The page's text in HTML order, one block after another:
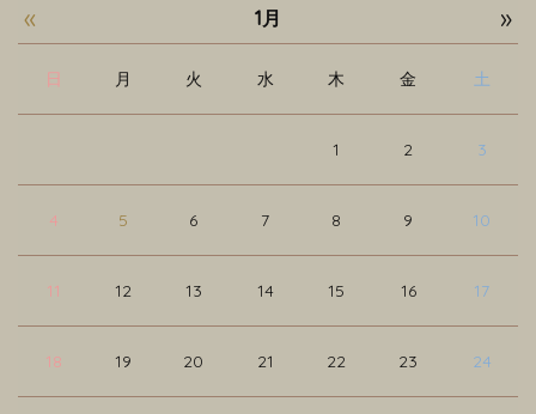
« 1月 »
日 月 火 水 木 金 土
1 2 3
4 5 6 7 8 9 10
11 12 13 14 15 16 17
18 19 20 21 22 23 24